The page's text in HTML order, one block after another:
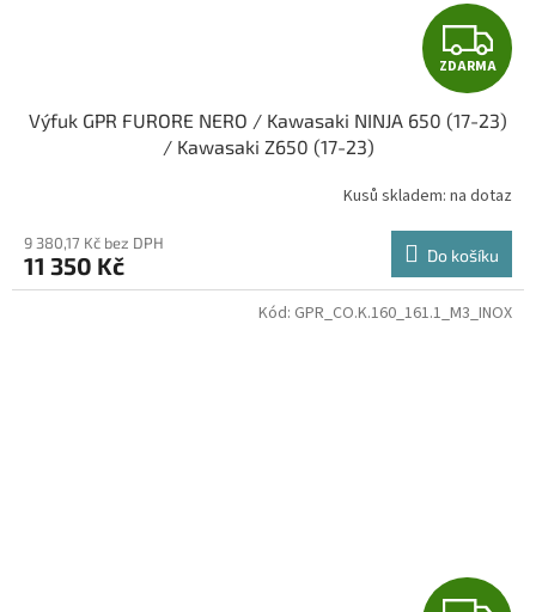
Z
D
A
R
M
A
ZDARMA
Výfuk GPR FURORE NERO / Kawasaki NINJA 650 (17-23)
/ Kawasaki Z650 (17-23)
Kusů skladem: na dotaz
9 380,17 Kč bez DPH
11 350 Kč Do košíku
Kód: GPR_CO.K.160_161.1_M3_INOX